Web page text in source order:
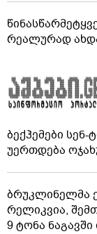
რეალურად
ბექჰემები
უერთდება
ბრუკლინელმა
რელიკვია,
9 ტონა ნაგავში